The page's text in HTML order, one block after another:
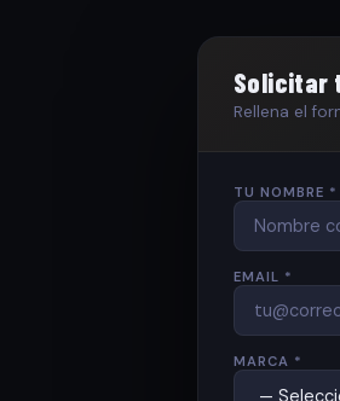
Solicitar
Rellena el
TU NOMBRE *
EMAIL *
MARCA *